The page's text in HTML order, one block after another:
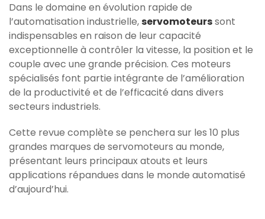
Dans le domaine en évolution rapide de
l’automatisation industrielle,servomoteurssont
indispensables en raison de leur capacité
exceptionnelle à contrôler la vitesse, la position et le
couple avec une grande précision. Ces moteurs
spécialisés font partie intégrante de l’amélioration
de la productivité et de l’efficacité dans divers
secteurs industriels.
Cette revue complète se penchera sur les 10 plus
grandes marques de servomoteurs au monde,
présentant leurs principaux atouts et leurs
applications répandues dans le monde automatisé
d’aujourd’hui.